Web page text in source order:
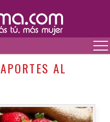
APORTES AL